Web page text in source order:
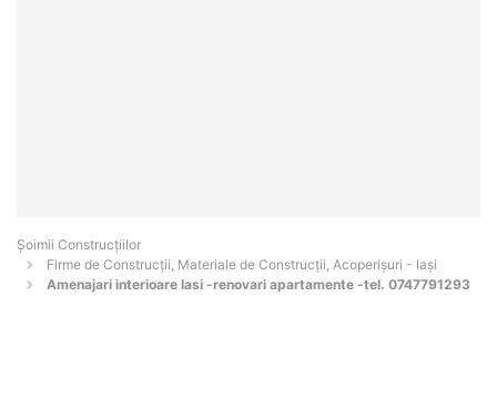
Șoimii Construcțiilor
Firme de Construcții, Materiale de Construcții, Acoperișuri - Iaşi
Amenajari interioare Iasi -renovari apartamente -tel. 0747791293